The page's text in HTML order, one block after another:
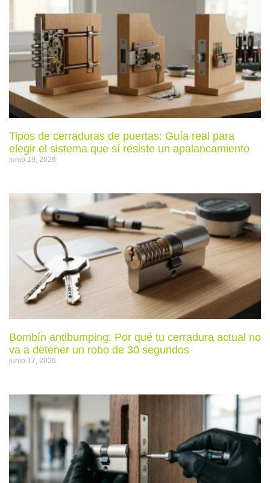
Tipos de cerraduras de puertas: Guía real para
elegir el sistema que sí resiste un apalancamiento
junio 19, 2026
Bombín antibumping: Por qué tu cerradura actual no
va a detener un robo de 30 segundos
junio 17, 2026